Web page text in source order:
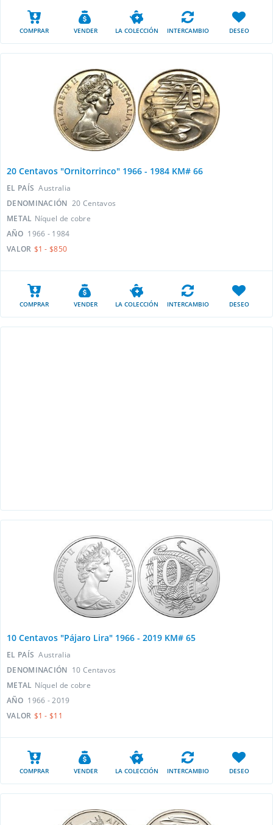
COMPRAR VENDER LA COLECCIÓN INTERCAMBIO DESEO
20 Centavos "Ornitorrinco" 1966 - 1984 KM# 66
EL PAÍS Australia
DENOMINACIÓN 20 Centavos
METAL Níquel de cobre
AÑO 1966 - 1984
VALOR $1 - $850
COMPRAR VENDER LA COLECCIÓN INTERCAMBIO DESEO
10 Centavos "Pájaro Lira" 1966 - 2019 KM# 65
EL PAÍS Australia
DENOMINACIÓN 10 Centavos
METAL Níquel de cobre
AÑO 1966 - 2019
VALOR $1 - $11
COMPRAR VENDER LA COLECCIÓN INTERCAMBIO DESEO